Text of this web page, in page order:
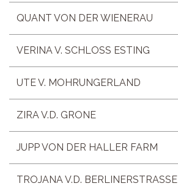
QUANT VON DER WIENERAU
VERINA V. SCHLOSS ESTING
UTE V. MOHRUNGERLAND
ZIRA V.D. GRONE
JUPP VON DER HALLER FARM
TROJANA V.D. BERLINERSTRASSE